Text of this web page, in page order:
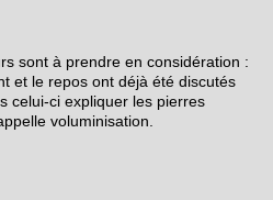
sont à prendre en considération :
et le repos ont déjà été discutés
celui-ci expliquer les pierres
voluminisation.